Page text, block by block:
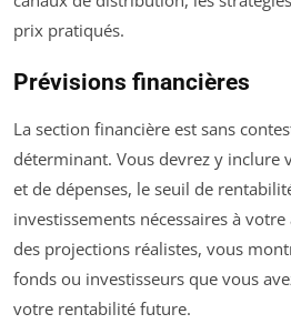
prix pratiqués.
Prévisions financières
La section financière est sans
déterminant. Vous devrez y inclure
et de dépenses, le seuil de
investissements nécessaires à
des projections réalistes, vous
fonds ou investisseurs que vous
votre rentabilité future.